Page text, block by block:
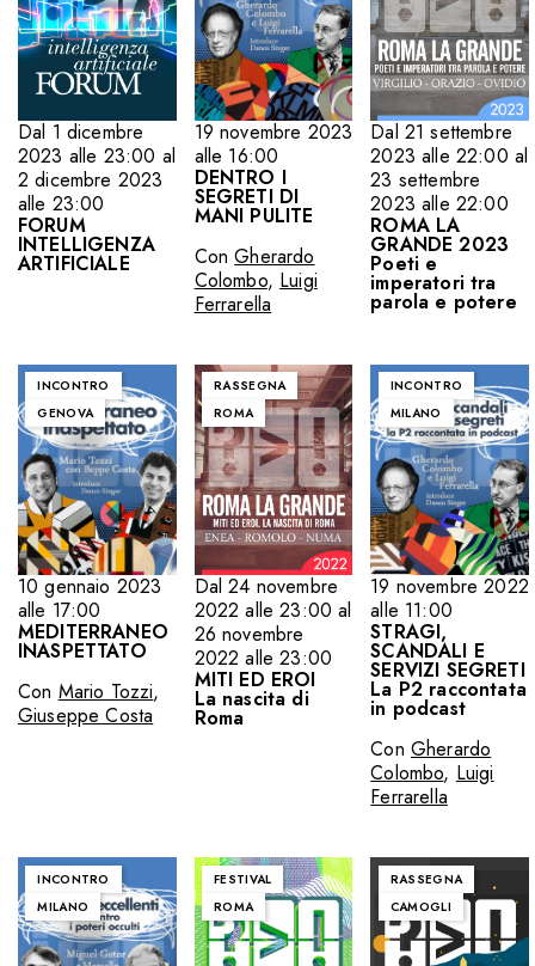
Dal 1 dicembre
2023 alle 23:00 al
2 dicembre 2023
alle 23:00
FORUM
INTELLIGENZA
ARTIFICIALE
19 novembre 2023
alle 16:00
DENTRO I
SEGRETI DI
MANI PULITE
ConGherardo
Colombo, Luigi
Ferrarella
Dal 21 settembre
2023 alle 22:00 al
23 settembre
2023 alle 22:00
ROMA LA
GRANDE 2023
Poeti e
imperatori tra
parola e potere
10 gennaio 2023
alle 17:00
MEDITERRANEO
INASPETTATO
INCONTRO
GENOVA
Con Mario Tozzi,
Giuseppe Costa
Dal 24 novembre
2022 alle 23:00 al
26 novembre
2022 alle 23:00
MITI ED EROI
La nascita di
Roma
RASSEGNA
ROMA
19 novembre 2022
alle 11:00
STRAGI,
SCANDALI E
SERVIZI SEGRETI
La P2 raccontata
in podcast
INCONTRO
MILANO
Con Gherardo
Colombo, Luigi
Ferrarella
INCONTRO
MILANO
FESTIVAL
ROMA
RASSEGNA
CAMOGLI